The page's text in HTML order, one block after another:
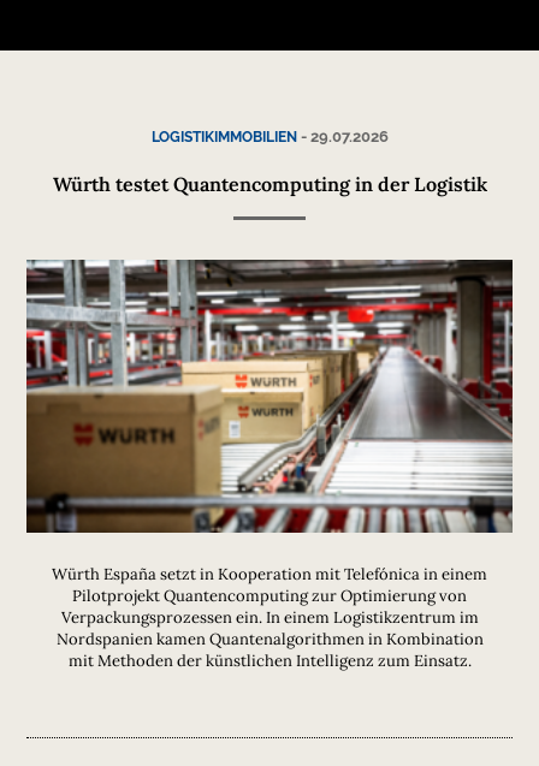
LOGISTIKIMMOBILIEN- 29.07.2026
Würth testet Quantencomputing in der Logistik
Würth España setzt in Kooperation mit Telefónica in einem
Pilotprojekt Quantencomputing zur Optimierung von
Verpackungsprozessen ein. In einem Logistikzentrum im
Nordspanien kamen Quantenalgorithmen in Kombination
mit Methoden der künstlichen Intelligenz zum Einsatz.